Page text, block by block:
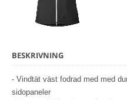
BESKRIVNING
- Vindtät väst fodrad med med
sidopaneler